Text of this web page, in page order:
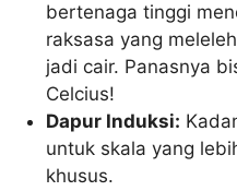
bertenaga tinggi
raksasa yang
jadi cair. Panasnya
Celcius!
Dapur Induksi:
untuk skala yang
khusus.